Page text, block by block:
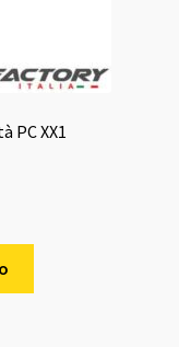
PC XX1